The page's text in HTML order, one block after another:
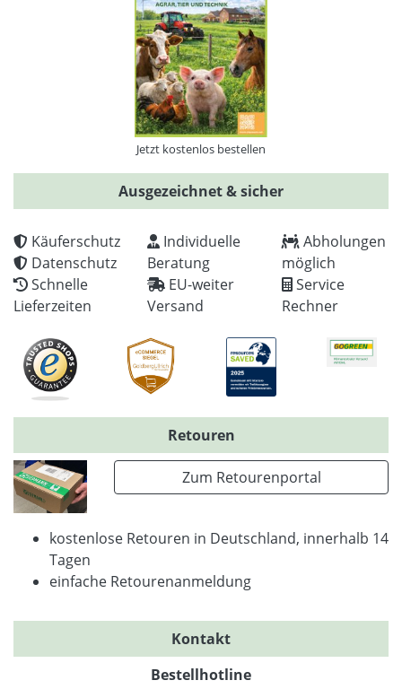
Jetzt kostenlos bestellen
Ausgezeichnet & sicher
Käuferschutz
Datenschutz
Schnelle
Lieferzeiten
Individuelle
Beratung
EU-weiter
Versand
Abholungen
möglich
Service
Rechner
Retouren
Zum Retourenportal
kostenlose Retouren in Deutschland, innerhalb 14
Tagen
einfache Retourenanmeldung
Kontakt
Bestellhotline